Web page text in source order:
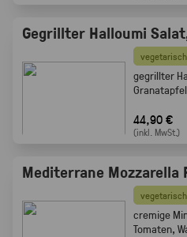
Gegrillter Halloumi
vegetarisch
gegrillter
44,90 €
(inkl. MwSt.)
Mediterrane Mozzarella
vegetarisch
cremige
Tomaten,